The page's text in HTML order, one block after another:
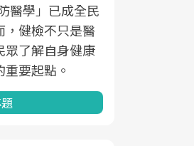
醫學」已成全民
，健檢不只是醫
眾了解自身健康
要起點。